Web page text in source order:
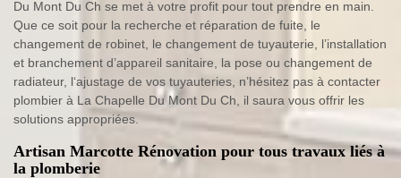
Du Mont Du Ch se met à votre profit pour tout prendre en main.
Que ce soit pour la recherche et réparation de fuite, le
changement de robinet, le changement de tuyauterie, l’installation
et branchement d’appareil sanitaire, la pose ou changement de
radiateur, l‘ajustage de vos tuyauteries, n’hésitez pas à contacter
plombier à La Chapelle Du Mont Du Ch, il saura vous offrir les
solutions appropriées.
Artisan Marcotte Rénovation pour tous travaux liés à
la plomberie